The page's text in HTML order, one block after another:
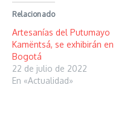
Relacionado
Artesanías del Putumayo
Kamëntsá, se exhibirán en
Bogotá
22 de julio de 2022
En «Actualidad»